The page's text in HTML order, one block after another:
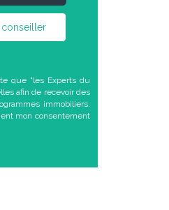
conseiller
que "les Experts du
afin de recevoir des
immobiliers.
mon consentement